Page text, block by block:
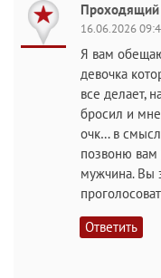
16.06.2026
Я вам
девочка
все делает,
бросил и
очк… в
позвоню вам
мужчина. Вы
Ответить